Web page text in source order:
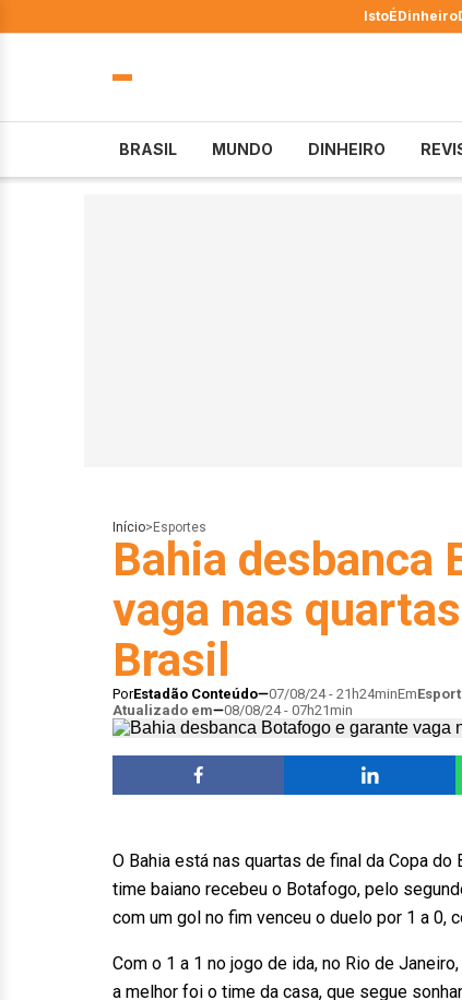
IstoÉDinheiro
BRASIL MUNDO DINHEIRO
Início> Esportes
Bahia desbanca
vaga nas
Brasil
PorEstadão Conteúdo 07/08/24 - 21h24minEm
Atualizado em
08/08/24 - 07h21min
O Bahia está nas quartas de final da Copa
time baiano recebeu o Botafogo, pelo
com um gol no fim venceu o duelo por 1 a 0,
Com o 1 a 1 no jogo de ida, no Rio de
a melhor foi o time da casa, que segue